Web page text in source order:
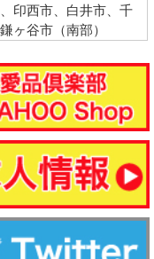
印西市、白井市、千
ヶ谷市（南部）